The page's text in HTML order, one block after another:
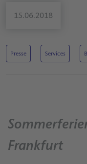
15.06.2018
Presse Services
Frankfurt